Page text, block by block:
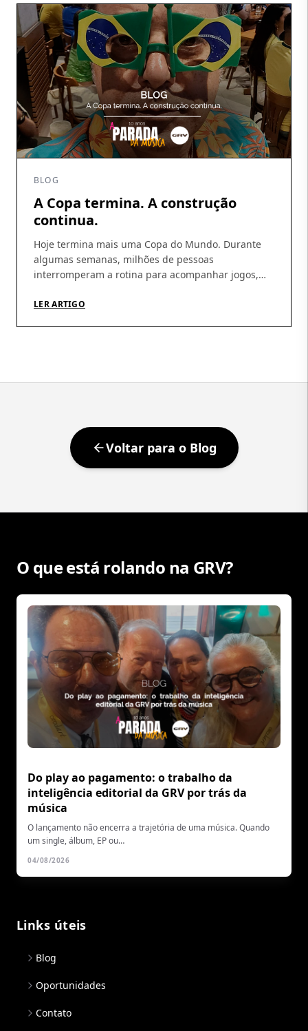
fortalecimento […]
BLOG
A Copa termina. A construção
continua.
Hoje termina mais uma Copa do Mundo. Durante
algumas semanas, milhões de pessoas
interromperam a rotina para acompanhar jogos,
acreditar. A Copa tem essa capacidade rara de
LER ARTIGO
Voltar para o Blog
O que está rolando na GRV?
Do play ao pagamento: o trabalho da
inteligência editorial da GRV por trás da
música
O lançamento não encerra a trajetória de uma música. Quando
um single, álbum, EP ou…
04/08/2026
Links úteis
Blog
Oportunidades
Contato